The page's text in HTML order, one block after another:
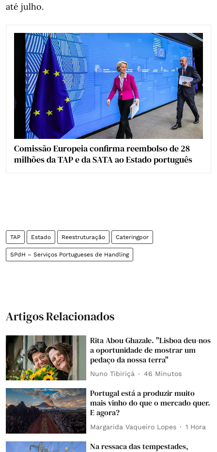
até julho.
Comissão Europeia confirma reembolso de 28
milhões da TAP e da SATA ao Estado português
TAP Estado Reestruturação Cateringpor
SPdH – Serviços Portugueses de Handling
Artigos Relacionados
Rita Abou Ghazale. "Lisboa deu-nos
a oportunidade de mostrar um
pedaço da nossa terra"
Nuno Tibiriçá 46 Minutos
Portugal está a produzir muito
mais vinho do que o mercado quer.
E agora?
Margarida Vaqueiro Lopes 1 Hora
Na ressaca das tempestades,